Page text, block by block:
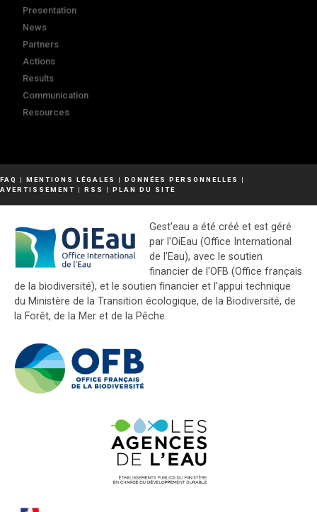
Presentation
News
Partners
Actions
Results
Communication
Resources
FAQ | MENTIONS LÉGALES | DONNÉES PERSONNELLES
|
AVERTISSEMENT | RSS | PLAN DU SITE
Gest'eau a été créé et est géré
par l'OiEau (Office International
de l'Eau), avec le soutien
financier de l'OFB (Office français
de la biodiversité), et le soutien financier et l'appui technique
du Ministère de la Transition écologique, de la Biodiversité, de
la Forêt, de la Mer et de la Pêche.